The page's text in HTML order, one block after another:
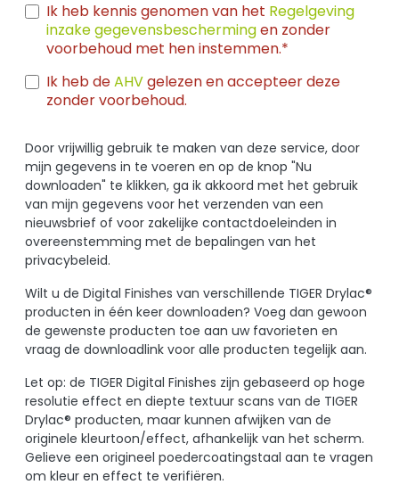
Ik heb kennis genomen van het Regelgeving
inzake gegevensbeschermingen zonder
voorbehoud met hen instemmen.*
Ik heb deAHVgelezen en accepteer deze
zonder voorbehoud.
Door vrijwillig gebruik te maken van deze service, door
mijn gegevens in te voeren en op de knop "Nu
downloaden" te klikken, ga ik akkoord met het gebruik
van mijn gegevens voor het verzenden van een
nieuwsbrief of voor zakelijke contactdoeleinden in
overeenstemming met de bepalingen van het
privacybeleid.
Wilt u de Digital Finishes van verschillende TIGER Drylac®
producten in één keer downloaden? Voeg dan gewoon
de gewenste producten toe aan uw favorieten en
vraag de downloadlink voor alle producten tegelijk aan.
Let op: de TIGER Digital Finishes zijn gebaseerd op hoge
resolutie effect en diepte textuur scans van de TIGER
Drylac® producten, maar kunnen afwijken van de
originele kleurtoon/effect, afhankelijk van het scherm.
Gelieve een origineel poedercoatingstaal aan te vragen
om kleur en effect te verifiëren.